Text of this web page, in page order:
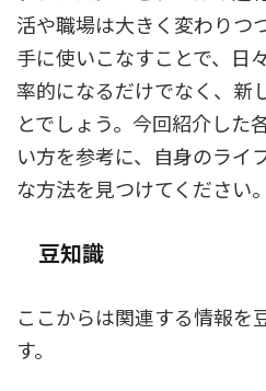
活や職場は大きく変わりつ
手に使いこなすことで、日
率的になるだけでなく、新
とでしょう。今回紹介した
い方を参考に、自身のライ
な方法を見つけてください。
豆知識
ここからは関連する情報を
す。